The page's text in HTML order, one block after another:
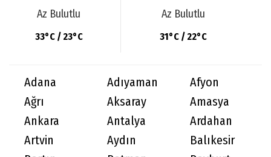
Az Bulutlu
33°C / 23°C
Az Bulutlu
31°C / 22°C
Adana Adıyaman
Afyon
Ağrı
Aksaray
Amasya
Ankara
Antalya
Ardahan
Artvin
Aydın
Balıkesir